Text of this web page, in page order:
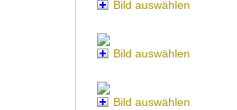
Bild auswählen
Bild auswählen
Bild auswählen